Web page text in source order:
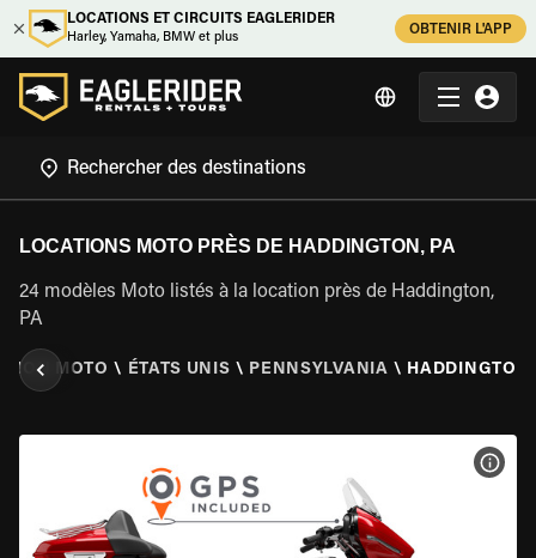
LOCATIONS ET CIRCUITS EAGLERIDER
Harley, Yamaha, BMW et plus
OBTENIR L'APP
LOCATIONS MOTO PRÈS DE HADDINGTON, PA
24 modèles Moto listés à la location près de Haddington,
PA
MOTO \ ÉTATS UNIS \ PENNSYLVANIA \